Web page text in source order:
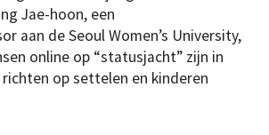
Jae-hoon, een
aan de Seoul Women’s University,
online op “statusjacht” zijn in
op settelen en kinderen